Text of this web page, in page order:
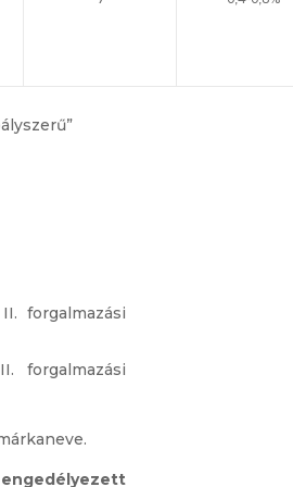
forgalmazási
forgalmazási